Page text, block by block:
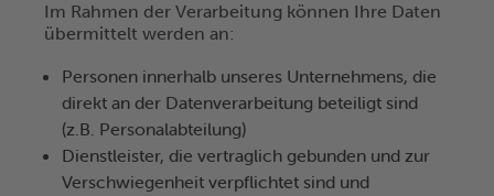
Im Rahmen der Verarbeitung können Ihre Daten
übermittelt werden an:
Personen innerhalb unseres Unternehmens, die
direkt an der Datenverarbeitung beteiligt sind
(z.B. Personalabteilung)
Dienstleister, die vertraglich gebunden und zur
Verschwiegenheit verpflichtet sind und